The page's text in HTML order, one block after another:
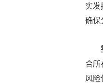
实发
确保
合所
风险